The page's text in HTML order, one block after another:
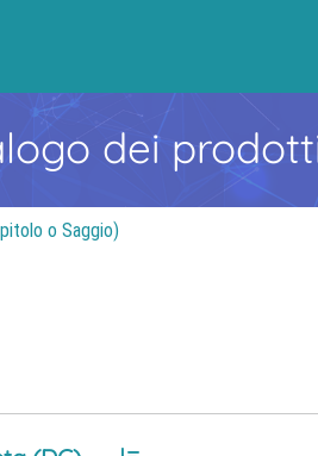
dei
o Saggio)